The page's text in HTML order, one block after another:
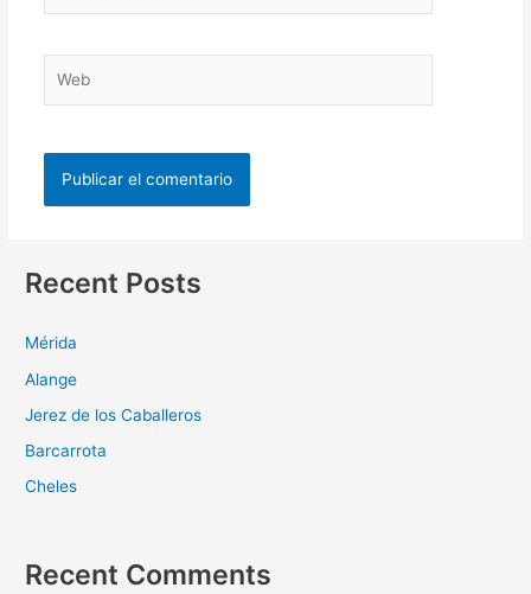
Recent Posts
Mérida
Alange
Jerez de los Caballeros
Barcarrota
Cheles
Recent Comments